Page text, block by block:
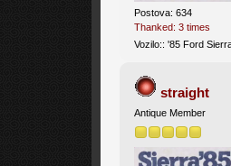
Postova: 634
Thanked: 3 times
Vozilo:: '85 Ford
straight
Antique Member